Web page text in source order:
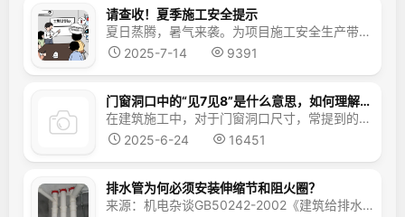
请查收！夏季施工安全提示
夏日蒸腾，暑气来袭。为项目施工安全生产带来挑战。今日，中建三局总承包公司带来一组职工手绘，夏季施工安全提示，提醒一线建设者注意安全防护，筑牢安全生产防线。01合理安排工期、生产计划严格落实高温停工、限时作业。根据气温灵活调整工作班次和户外作业时间采取换班轮休等方式，缩短连续作业时间02开展防中暑应急演练开展夏季岗前培训，讲解中暑预防和急救等职业卫生知识，增强...
2025-7-14
9391
门窗洞口中的“见7见8”是什么意思，如何理解，依据是什么？
在建筑施工中，对于门窗洞口尺寸，常提到的“见7见8”是什么意思，有何含义？工地上常说的“见7见8”指的是，门窗洞口在完成抹灰等装修工序后的净尺寸，因为最后一个数字是7或者8，所以称之为“见7见8”。举个例子，如上图中的GM1022，指的是门窗洞口的设计尺寸，洞口宽度1000mm，洞口高度...
2025-6-24
16451
排水管为何必须安装伸缩节和阻火圈？
来源：机电杂谈GB50242-2002《建筑给排水及采暖工程施工质量验收规范》5.2.4 排水塑料管必须按设计要求及位置装设伸缩节。如设计无要求时，伸缩节间距不得大于4m。高层建筑中明设排水塑料管道应按设计要求设置阻火圈或防火套管。检验方法：观察检查。一、术语解释伸缩节：一种管道补偿装置，用于吸收塑料管因温度变化产生的热胀冷缩变形。由高...